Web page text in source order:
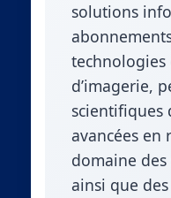
solutions
d’imagerie,
scientifiques
avancées en
domaine des
ainsi que